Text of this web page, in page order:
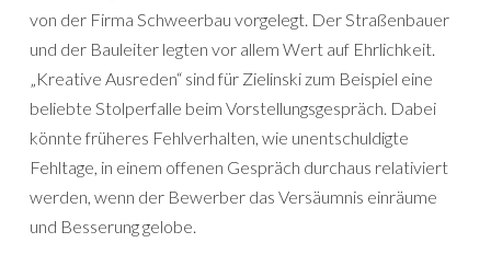
von der Firma Schweerbau vorgelegt. Der Straßenbauer
und der Bauleiter legten vor allem Wert auf Ehrlichkeit.
„Kreative Ausreden“ sind für Zielinski zum Beispiel eine
beliebte Stolperfalle beim Vorstellungsgespräch. Dabei
könnte früheres Fehlverhalten, wie unentschuldigte
Fehltage, in einem offenen Gespräch durchaus relativiert
werden, wenn der Bewerber das Versäumnis einräume
und Besserung gelobe.